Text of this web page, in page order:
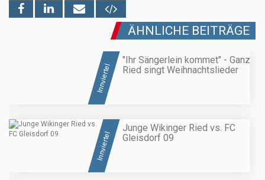
ÄHNLICHE BEITRÄGE
Innviertel
"Ihr Sängerlein kommet" - Ganz
Ried singt Weihnachtslieder
Innviertel
Junge Wikinger Ried vs. FC
Gleisdorf 09